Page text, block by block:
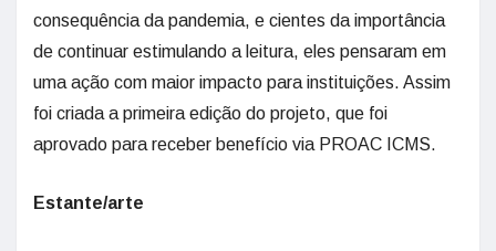
consequência da pandemia, e cientes da importância
de continuar estimulando a leitura, eles pensaram em
uma ação com maior impacto para instituições. Assim
foi criada a primeira edição do projeto, que foi
aprovado para receber benefício via PROAC ICMS.
Estante/arte